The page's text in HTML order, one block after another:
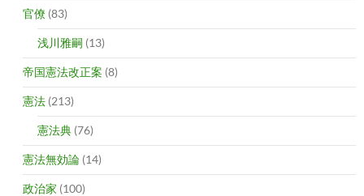
官僚 (83)
浅川雅嗣 (13)
帝国憲法改正案 (8)
憲法 (213)
憲法典 (76)
憲法無効論 (14)
政治家 (100)